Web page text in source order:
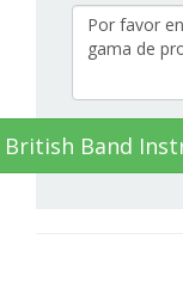
Band